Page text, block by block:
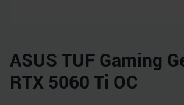
ASUS TUF Gaming
RTX 5060 Ti OC